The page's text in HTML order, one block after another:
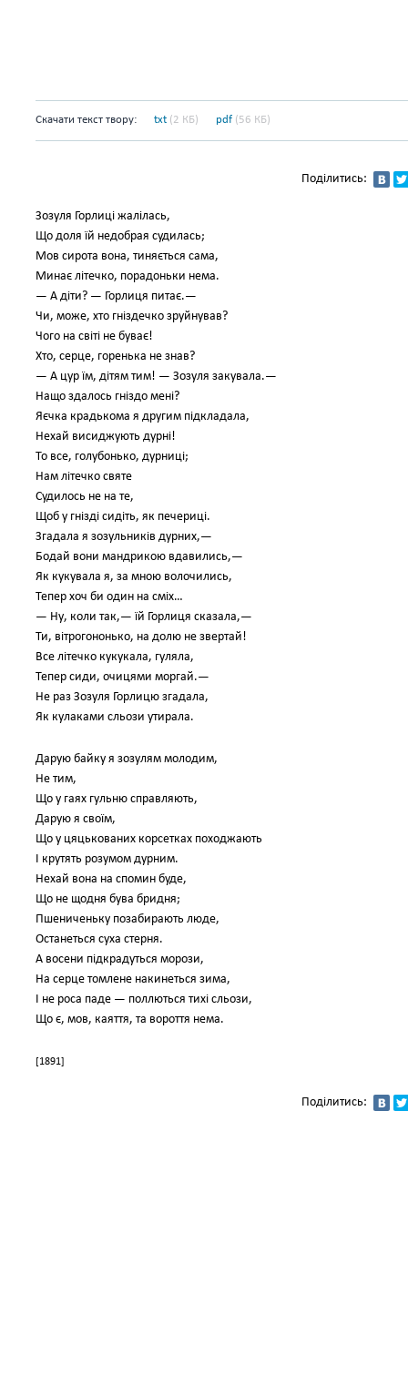
Скачати текст твору: txt (2 КБ) pdf (56 КБ)
Поділитись:
Зозуля Горлиці жалілась,
Що доля їй недобрая судилась;
Мов сирота вона, тиняється сама,
Минає літечко, порадоньки нема.
— А діти? — Горлиця питає.—
Чи, може, хто гніздечко зруйнував?
Чого на світі не буває!
Хто, серце, горенька не знав?
— А цур їм, дітям тим! — Зозуля закувала.—
Нащо здалось гніздо мені?
Яєчка крадькома я другим підкладала,
Нехай висиджують дурні!
То все, голубонько, дурниці;
Нам літечко святе
Судилось не на те,
Щоб у гнізді сидіть, як печериці.
Згадала я зозульників дурних,—
Бодай вони мандрикою вдавились,—
Як кукувала я, за мною волочились,
Тепер хоч би один на сміх…
— Ну, коли так,— їй Горлиця сказала,—
Ти, вітрогононько, на долю не звертай!
Все літечко кукукала, гуляла,
Тепер сиди, очицями моргай.—
Не раз Зозуля Горлицю згадала,
Як кулаками сльози утирала.
Дарую байку я зозулям молодим,
Не тим,
Що у гаях гульню справляють,
Дарую я своїм,
Що у цяцькованих корсетках походжають
І крутять розумом дурним.
Нехай вона на спомин буде,
Що не щодня бува бридня;
Пшениченьку позабирають люде,
Останеться суха стерня.
А восени підкрадуться морози,
На серце томлене накинеться зима,
І не роса паде — поллються тихі сльози,
Що є, мов, каяття, та вороття нема.
[1891]
Поділитись: